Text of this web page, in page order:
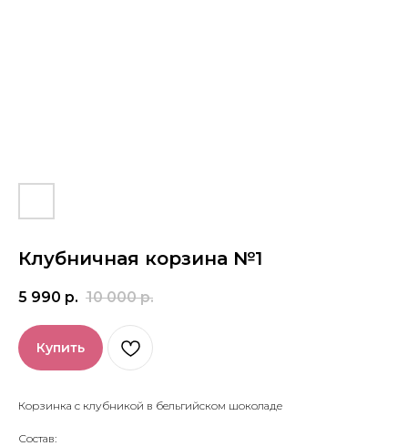
Клубничная корзина №1
5 990 р. 10 000 р.
Купить
Корзинка с клубникой в бельгийском шоколаде
Состав: